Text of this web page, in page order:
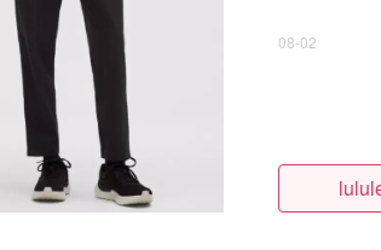
08-02